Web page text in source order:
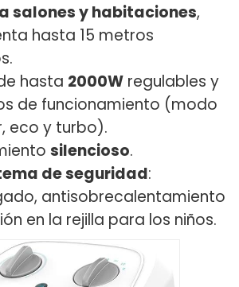
salones y habitaciones,
hasta 15 metros
hasta 2000W regulables y
de funcionamiento (modo
eco y turbo).
silencioso.
de seguridad:
antisobrecalentamiento
en la rejilla para los niños.